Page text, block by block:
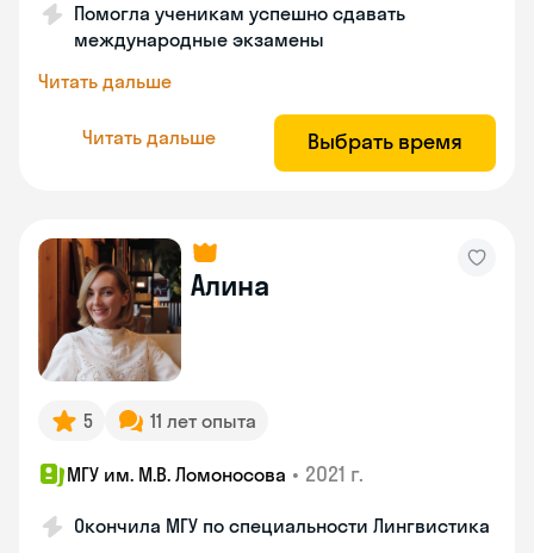
Помогла ученикам успешно сдавать
международные экзамены
Читать дальше
Читать дальше Выбрать время
Алина
5 11 лет опыта
МГУ им. М.В. Ломоносова • 2021 г.
Окончила МГУ по специальности Лингвистика